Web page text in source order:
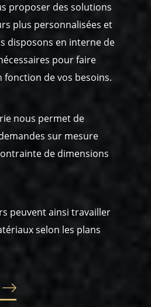
proposer des solutions
plus personnalisées et
disposons en interne de
pour faire
de vos besoins.
nous permet de
sur mesure
de dimensions
peuvent ainsi travailler
selon les plans